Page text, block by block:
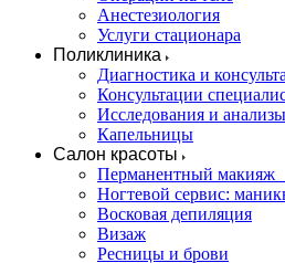
Анестезиология
Услуги стационара
Поликлиника
Диагностика и
Консультации
Исследования и анализы
Капельницы
Салон красоты
Перманентный макияж
Ногтевой сервис:
Восковая депиляция
Визаж
Ресницы и брови